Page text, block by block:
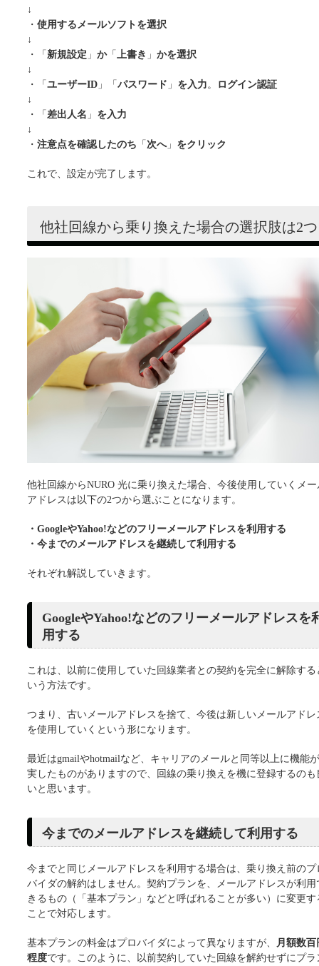
↓
・ 使用するメールソフトを選択
↓
・「 新規設定 」 か「 上書き 」 かを選択
↓
・「 ユーザーID 」「 パスワード 」 を入力。
ログイン認証
↓
・「 差出人名 」 を入力
↓
・ 注意点を確認したのち 「 次へ」 をクリック
これで、設定が完了します。
他社回線から乗り換えた場合の選択肢は2つ
他社回線からNURO 光に乗り換えた場合、今後使用していくメー
アドレスは以下の2つから選ぶことになります。
・GoogleやYahoo!などのフリーメールアドレスを利用する
・今までのメールアドレスを継続して利用する
それぞれ解説していきます。
GoogleやYahoo!などのフリーメールアドレスを
用する
これは、以前に使用していた回線業者との契約を完全に解除する
いう方法です。
つまり、古いメールアドレスを捨て、今後は新しいメールアドレ
を使用していくという形になります。
最近はgmailやhotmailなど、キャリアのメールと同等以上に機能
実したものがありますので、回線の乗り換えを機に登録するのも
いと思います。
今までのメールアドレスを継続して利用する
今までと同じメールアドレスを利用する場合は、乗り換え前のプ
バイダの解約はしません。契約プランを、メールアドレスが利用
きるもの（「基本プラン」などと呼ばれることが多い）に変更す
ことで対応します。
基本プランの料金はプロバイダによって異なりますが、
月額数百
程度です。このように、以前契約していた回線を解約せずにプラ